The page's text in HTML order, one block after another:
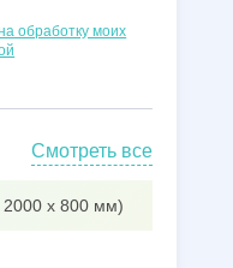
обработку моих
Смотреть все
х 800 мм)